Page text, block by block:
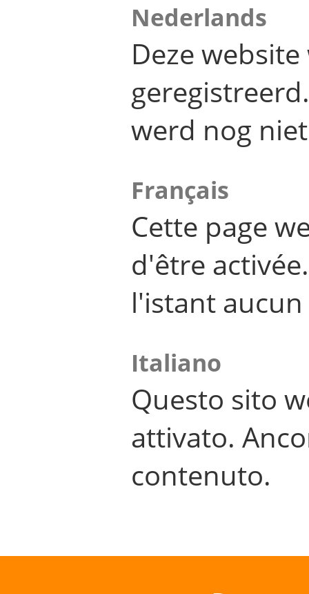
Nederlands
Deze
werd nog
Français
Cette page
d'être
l'istant
Italiano
Questo sito
attivato.
contenuto.